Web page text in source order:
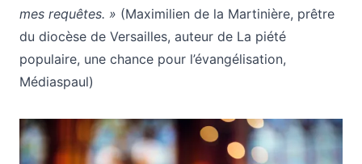
mes requêtes. » (Maximilien de la Martinière, prêtre
du diocèse de Versailles, auteur de La piété
populaire, une chance pour l’évangélisation,
Médiaspaul)